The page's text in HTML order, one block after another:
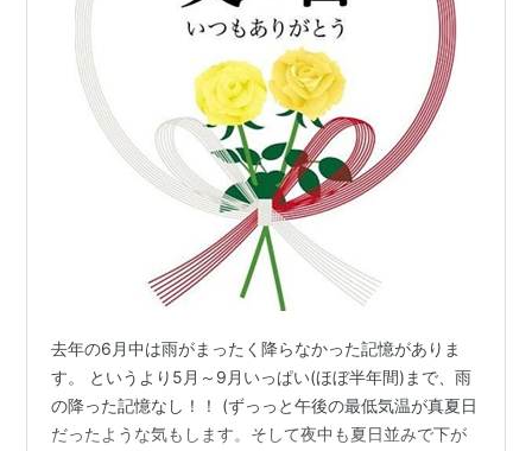
去年の6月中は雨がまったく降らなかった記憶がありま
す。 というより5月～9月いっぱい(ほぼ半年間)まで、雨
の降った記憶なし！！ (ずっっと午後の最低気温が真夏日
だったような気もします。そして夜中も夏日並みで下が